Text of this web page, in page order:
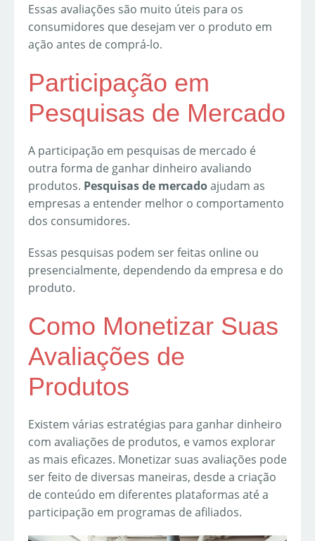
Essas avaliações são muito úteis para os
consumidores que desejam ver o produto em
ação antes de comprá-lo.
Participação em
Pesquisas de Mercado
A participação em pesquisas de mercado é
outra forma de ganhar dinheiro avaliando
produtos. Pesquisas de mercadoajudam as
empresas a entender melhor o comportamento
dos consumidores.
Essas pesquisas podem ser feitas online ou
presencialmente, dependendo da empresa e do
produto.
Como Monetizar Suas
Avaliações de
Produtos
Existem várias estratégias para ganhar dinheiro
com avaliações de produtos, e vamos explorar
as mais eficazes. Monetizar suas avaliações pode
ser feito de diversas maneiras, desde a criação
de conteúdo em diferentes plataformas até a
participação em programas de afiliados.